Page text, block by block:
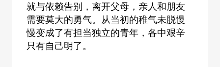
就与依赖告别，离开父母，亲人和朋友
需要莫大的勇气。从当初的稚气未脱慢
慢变成了有担当独立的青年，各中艰辛
只有自己明了。